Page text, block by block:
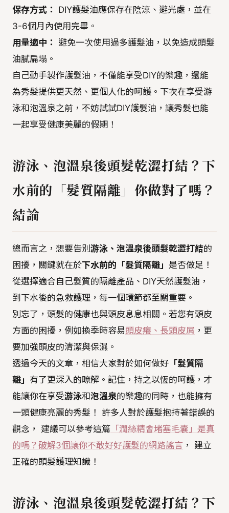
保存方式：
DIY護髮油應保存在陰涼、避光處，並在
3-6個月內使用完畢。
用量適中：
避免一次使用過多護髮油，以免造成頭髮
油膩扁塌。
自己動手製作護髮油，不僅能享受DIY的樂趣，還能
為秀髮提供更天然、更個人化的呵護。下次在享受游
泳和泡溫泉之前，不妨試試DIY護髮油，讓秀髮也能
一起享受健康美麗的假期！
游泳、泡溫泉後頭髮乾澀打結？下
水前的「髮質隔離」你做對了嗎？
結論
總而言之，想要告別游泳、泡溫泉後頭髮乾澀打結的
困擾，關鍵就在於下水前的「髮質隔離」 是否做足！
從選擇適合自己髮質的隔離產品、DIY天然護髮油，
到下水後的急救護理，每一個環節都至關重要。
別忘了，頭髮的健康也與頭皮息息相關。若您有頭皮
方面的困擾，例如換季時容易頭皮癢、長頭皮屑 ，更
要加強頭皮的清潔與保濕。
透過今天的文章，相信大家對於如何做好 「髮質隔
離」 有了更深入的瞭解。記住，持之以恆的呵護，才
能讓你在享受游泳和泡溫泉的樂趣的同時，也能擁有
一頭健康亮麗的秀髮！ 許多人對於護髮抱持著錯誤的
觀念， 建議可以參考這篇 「潤絲精會堵塞毛囊」是真
的嗎？破解3個讓你不敢好好護髮的網路謠言 ， 建立
正確的頭髮護理知識！
游泳、泡溫泉後頭髮乾澀打結？下